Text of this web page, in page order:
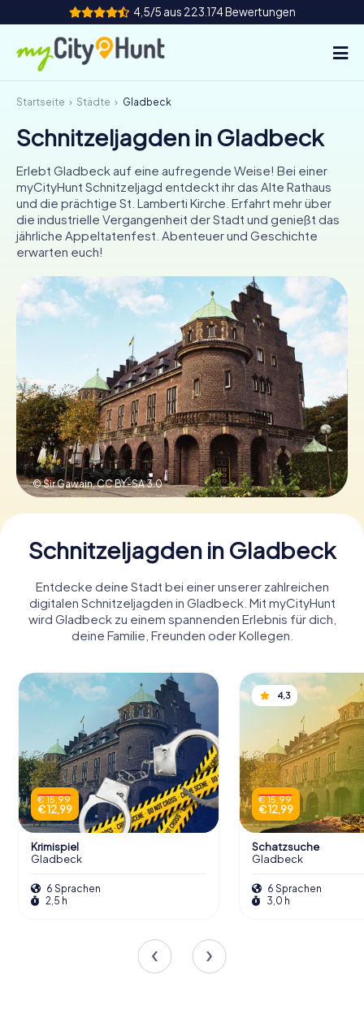
4,5/5 aus 223.174 Bewertungen
So funktioniert's
Städte
Touren
Teamevent
Tickets
INT AT CH
DE
UK
IE
NL
Tickets buchen
Gutscheine bestellen
Startseite Städte Gladbeck
Schnitzeljagden in Gladbeck
Erlebt Gladbeck auf eine aufregende Weise! Bei einer
myCityHunt Schnitzeljagd entdeckt ihr das Alte Rathaus
und die prächtige St. Lamberti Kirche. Erfahrt mehr über
die industrielle Vergangenheit der Stadt und genießt das
jährliche Appeltatenfest. Abenteuer und Geschichte
erwarten euch!
© Sir Gawain,CC BY-SA 3.0
Schnitzeljagden in Gladbeck
Entdecke deine Stadt bei einer unserer zahlreichen
digitalen Schnitzeljagden in Gladbeck. Mit myCityHunt
wird Gladbeck zu einem spannenden Erlebnis für dich,
deine Familie, Freunden oder Kollegen.
€ 15,99
€ 12,99
Krimispiel
Gladbeck
6 Sprachen
2,5 h
4,3
€ 15,99
€ 12,99
Schatzsuche
Gladbeck
6 Sprachen
3,0 h